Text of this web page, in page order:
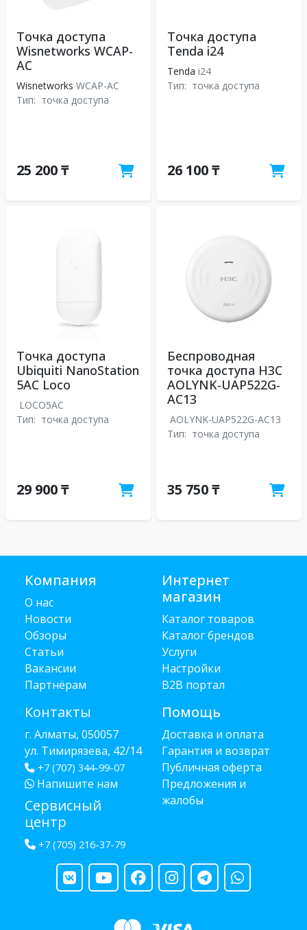
Точка доступа
Wisnetworks WCAP-
AC
Wisnetworks WCAP-AC
Тип: точка доступа
25 200 ₸
Точка доступа
Tenda i24
Tenda i24
Тип: точка доступа
26 100 ₸
Точка доступа
Ubiquiti NanoStation
5AC Loco
LOCO5AC
Тип: точка доступа
29 900 ₸
Беспроводная
точка доступа H3C
AOLYNK-UAP522G-
AC13
AOLYNK-UAP522G-AC13
Тип: точка доступа
35 750 ₸
Компания
О нас
Новости
Обзоры
Статьи
Вакансии
Партнёрам
Контакты
г. Алматы, 050057
ул. Тимирязева, 42/14
+7 (707) 344-99-07
Напишите нам
Сервисный
центр
+7 (705) 216-37-79
Интернет
магазин
Каталог товаров
Каталог брендов
Услуги
Настройки
B2B портал
Помощь
Доставка и оплата
Гарантия и возврат
Публичная оферта
Предложения и
жалобы